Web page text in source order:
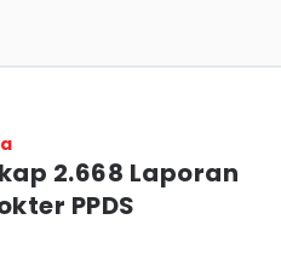
2.668 Laporan
PPDS